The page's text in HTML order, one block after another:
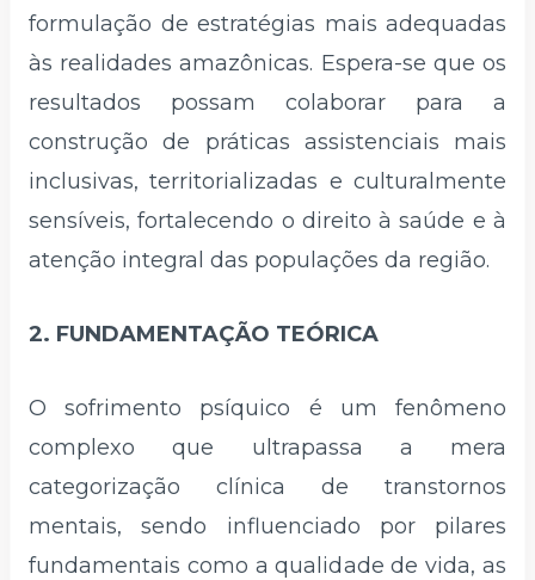
formulação de estratégias mais adequadas
às realidades amazônicas. Espera-se que os
resultados possam colaborar para a
construção de práticas assistenciais mais
inclusivas, territorializadas e culturalmente
sensíveis, fortalecendo o direito à saúde e à
atenção integral das populações da região.
2. FUNDAMENTAÇÃO TEÓRICA
O sofrimento psíquico é um fenômeno
complexo que ultrapassa a mera
categorização clínica de transtornos
mentais, sendo influenciado por pilares
fundamentais como a qualidade de vida, as